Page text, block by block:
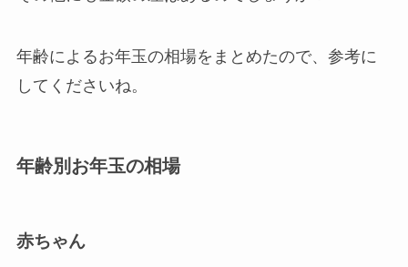
年齢によるお年玉の相場をまとめたので、参考に
してくださいね。
年齢別お年玉の相場
赤ちゃん